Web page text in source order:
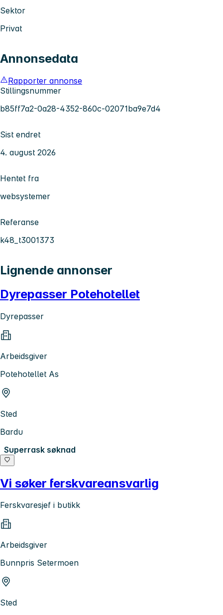
Sektor
Privat
Annonsedata
Rapporter annonse
Stillingsnummer
b85ff7a2-0a28-4352-860c-02071ba9e7d4
Sist endret
4. august 2026
Hentet fra
websystemer
Referanse
k48_t3001373
Lignende annonser
Dyrepasser Potehotellet
Dyrepasser
Arbeidsgiver
Potehotellet As
Sted
Bardu
Superrask søknad
Vi søker ferskvareansvarlig
Ferskvaresjef i butikk
Arbeidsgiver
Bunnpris Setermoen
Sted